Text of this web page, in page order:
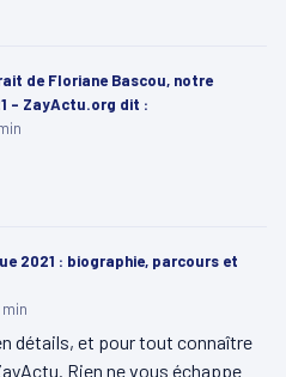
de Floriane Bascou, notre
- ZayActu.org dit :
2021 : biographie, parcours et
détails, et pour tout connaître
Rien ne vous échappe